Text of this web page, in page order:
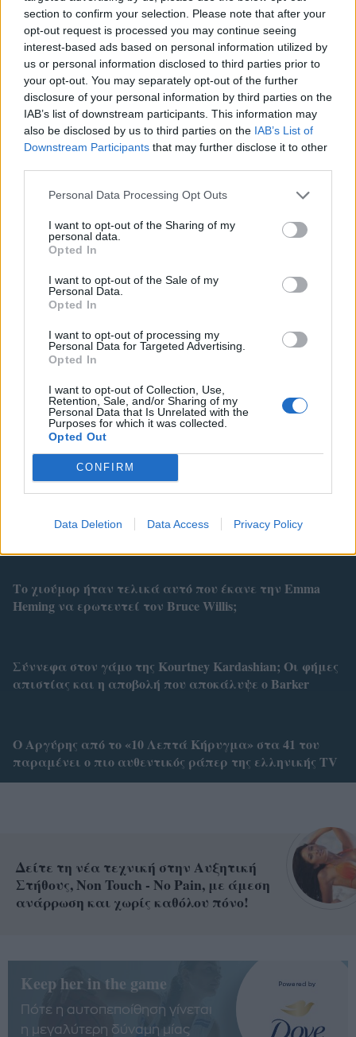
section to confirm your selection. Please note that after your
opt-out request is processed you may continue seeing
interest-based ads based on personal information utilized by
us or personal information disclosed to third parties prior to
your opt-out. You may separately opt-out of the further
disclosure of your personal information by third parties on the
IAB’s list of downstream participants. This information may
also be disclosed by us to third parties on the IAB’s List of
Downstream Participants that may further disclose it to other
Personal Data Processing Opt Outs
I want to opt-out of the Sharing of my
personal data.
Opted In
I want to opt-out of the Sale of my
Personal Data.
Opted In
I want to opt-out of processing my
Personal Data for Targeted Advertising.
Opted In
I want to opt-out of Collection, Use,
Retention, Sale, and/or Sharing of my
Personal Data that Is Unrelated with the
Purposes for which it was collected.
Opted Out
CONFIRM
Data Deletion Data Access Privacy Policy
Μίλησε κανείς;
Τι έκαναν το Σαββατοκύριακο οι Έλληνες
celebrities; 10 + 1 φωτογραφίες που
ξεχωρίσαμε από το timeline μας
ΓΙΑΝΝΗΣ ΑΪΒΑΖΗΣ LOOK
Related
αριθμοί στο χρυσό φυλαχτό που δεν αποχωρίζεται;
Το χιούμορ ήταν τελικά αυτό που έκανε την Emma
Heming να ερωτευτεί τον Bruce Willis;
Σύννεφα στον γάμο της Kourtney Kardashian; Οι φήμες
απιστίας και η αποβολή που αποκάλυψε ο Barker
Ο Αργύρης από το «10 Λεπτά Κήρυγμα» στα 41 του
παραμένει ο πιο αυθεντικός ράπερ της ελληνικής TV
Δείτε τη νέα τεχνική στην Αυξητική
Στήθους, Non Touch - No Pain, με άμεση
ανάρρωση και χωρίς καθόλου πόνο!
Keep her in the game
Πότε η αυτοπεποίθηση γίνεται
η μεγαλύτερη δύναμη μίας